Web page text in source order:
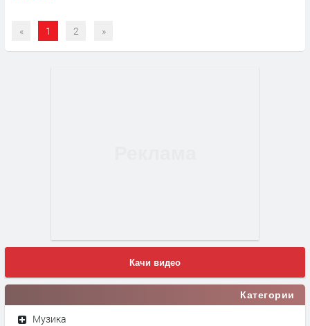
« 1 2 »
Качи видео
Категории
Музика